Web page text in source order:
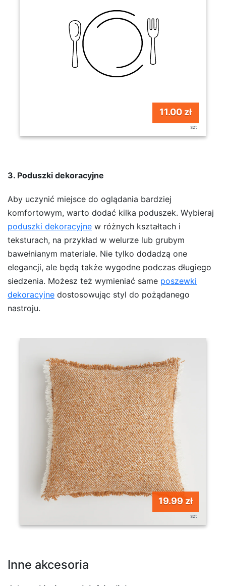
11.00 zł
szt
3. Poduszki dekoracyjne
Aby uczynić miejsce do oglądania bardziej
komfortowym, warto dodać kilka poduszek. Wybieraj
poduszki dekoracyjne w różnych kształtach i
teksturach, na przykład w welurze lub grubym
bawełnianym materiale. Nie tylko dodadzą one
elegancji, ale będą także wygodne podczas długiego
siedzenia. Możesz też wymieniać same poszewki
dekoracyjne dostosowując styl do pożądanego
nastroju.
19.99 zł
szt
Inne akcesoria